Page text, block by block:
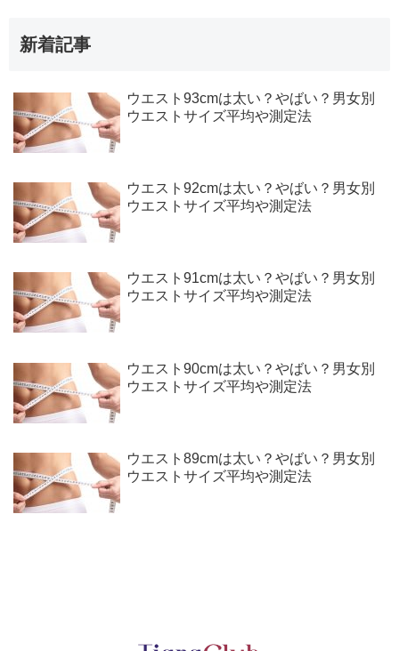
新着記事
ウエスト93cmは太い？やばい？男女別
ウエストサイズ平均や測定法
ウエスト92cmは太い？やばい？男女別
ウエストサイズ平均や測定法
ウエスト91cmは太い？やばい？男女別
ウエストサイズ平均や測定法
ウエスト90cmは太い？やばい？男女別
ウエストサイズ平均や測定法
ウエスト89cmは太い？やばい？男女別
ウエストサイズ平均や測定法